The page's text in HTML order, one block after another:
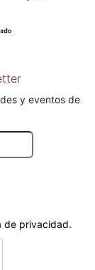
y eventos de
de privacidad.